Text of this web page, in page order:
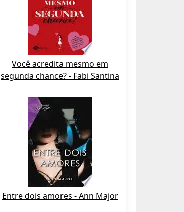
Você acredita mesmo em
segunda chance? - Fabi Santina
Entre dois amores - Ann Major